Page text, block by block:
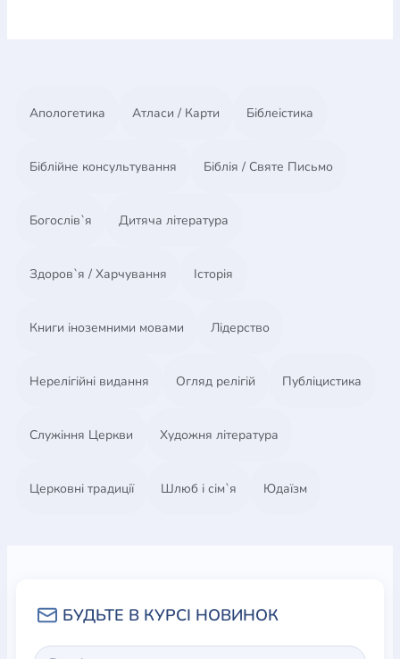
Апологетика Атласи / Карти Біблеістика
Біблійне консультування Біблія / Святе Письмо
Богослів`я Дитяча література
Здоров`я / Харчування Історія
Книги іноземними мовами Лідерство
Нерелігійні видання Огляд релігій Публіцистика
Служіння Церкви Художня література
Церковні традиції Шлюб і сім`я Юдаїзм